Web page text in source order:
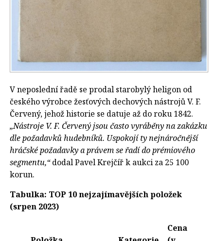
V neposlední řadě se prodal starobylý heligon od
českého výrobce žesťových dechových nástrojů V. F.
Červený, jehož historie se datuje až do roku 1842.
„Nástroje V. F. Červený jsou často vyráběny na zakázku
dle požadavků hudebníků. Uspokojí ty nejnáročnější
hráčské požadavky a právem se řadí do prémiového
segmentu,“dodal Pavel Krejčíř k aukci za 25 100
korun.
Tabulka: TOP 10 nejzajímavějších položek
(srpen 2023)
Cena